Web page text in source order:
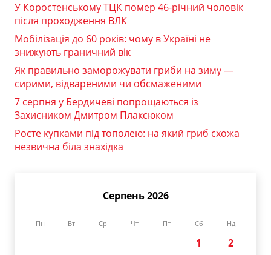
У Коростенському ТЦК помер 46-річний чоловік
після проходження ВЛК
Мобілізація до 60 років: чому в Україні не
знижують граничний вік
Як правильно заморожувати гриби на зиму —
сирими, відвареними чи обсмаженими
7 серпня у Бердичеві попрощаються із
Захисником Дмитром Плаксюком
Росте купками під тополею: на який гриб схожа
незвична біла знахідка
Серпень 2026
Пн Вт Ср Чт Пт Сб Нд
1
2